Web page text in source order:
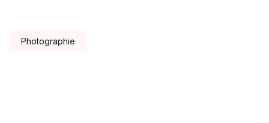
Tags:Photographie